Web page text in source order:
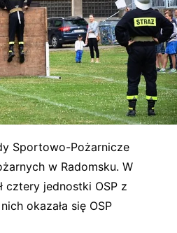
Sportowo-Pożarnicze
w Radomsku. W
cztery jednostki OSP z
okazała się OSP